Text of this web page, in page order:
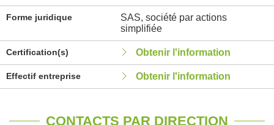
Forme juridique
SAS, société par actions
simplifiée
Certification(s) Obtenir l'information
Effectif entreprise Obtenir l'information
CONTACTS PAR DIRECTION